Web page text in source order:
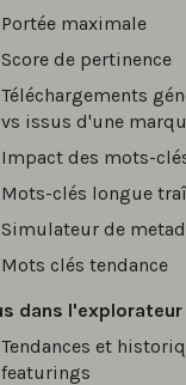
Portée maximale
Score de pertinence
Téléchargements
vs issus d'une
Impact des mots-
Mots-clés longue
Simulateur de
Mots clés tendance
dans l'explorateur
Tendances et
featurings